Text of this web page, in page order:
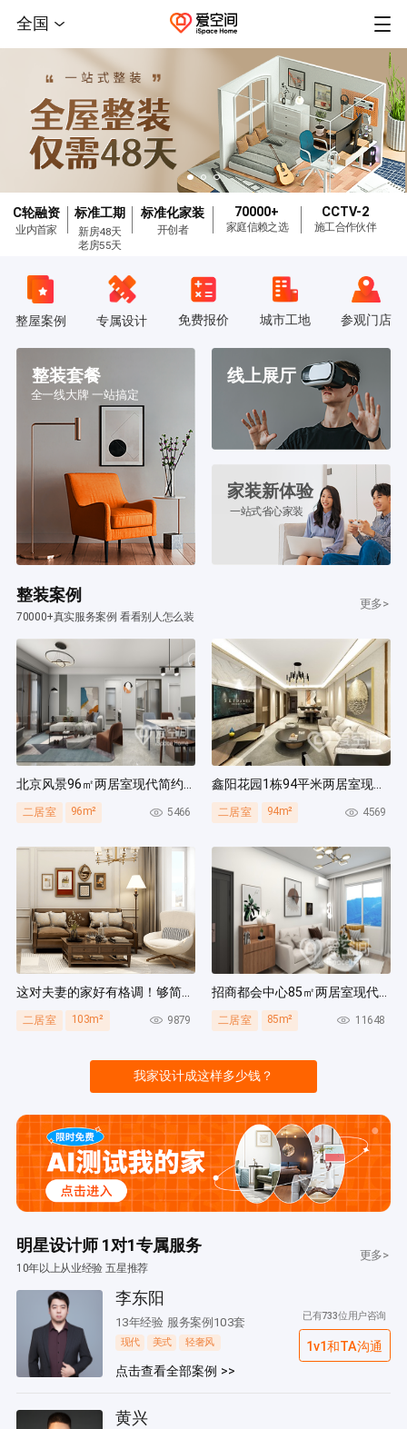
全国
C轮融资
业内首家
标准工期
新房48天
老房55天
标准化家装
开创者
70000+
家庭信赖之选
CCTV-2
施工合作伙伴
整屋案例 专属设计 免费报价 城市工地 参观门店
整装套餐
全一线大牌 一站搞定
线上展厅
家装新体验
一站式省心家装
整装案例
70000+真实服务案例 看看别人怎么装
更多>
北京风景96㎡两居室现代简约风装修案例
二居室 96m² 5466
鑫阳花园1栋94平米两居室现代简约风装修案例
二居室 94m² 4569
这对夫妻的家好有格调！够简洁还复古，好打扫卫生太贴心~
二居室 103m² 9879
招商都会中心85㎡两居室现代简约风装修案例
二居室 85m² 11648
我家设计成这样多少钱？
明星设计师 1对1专属服务
10年以上从业经验 五星推荐
更多>
李东阳
13年经验 服务案例103套
现代 美式 轻奢风
点击查看全部案例 >>
已有733位用户咨询
1v1和TA沟通
黄兴